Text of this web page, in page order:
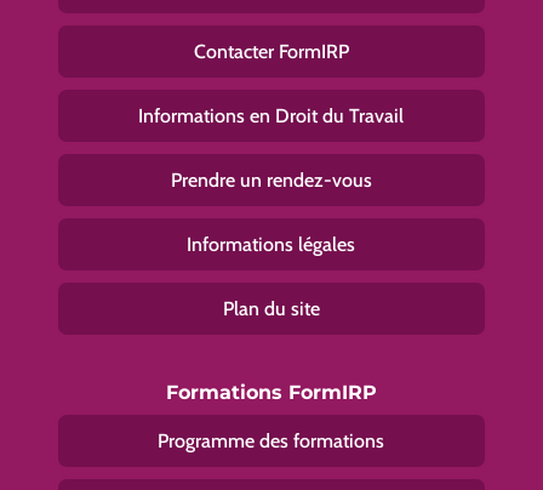
Contacter FormIRP
Informations en Droit du Travail
Prendre un rendez-vous
Informations légales
Plan du site
Formations FormIRP
Programme des formations